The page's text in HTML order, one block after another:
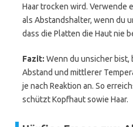
Haar trocken wird. Verwende
als Abstandshalter, wenn du
dass die Platten die Haut nie
Fazit: Wenn du unsicher bist,
Abstand und mittlerer
je nach Reaktion an. So
schützt Kopfhaut sowie Haar.